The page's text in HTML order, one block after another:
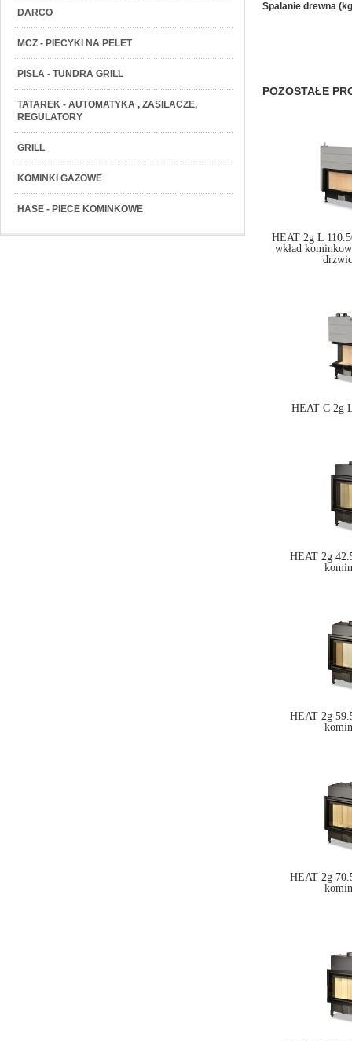
DARCO
MCZ - PIECYKI NA PELET
PISLA - TUNDRA GRILL
TATAREK - AUTOMATYKA , ZASILACZE,
REGULATORY
GRILL
KOMINKI GAZOWE
HASE - PIECE KOMINKOWE
Spalanie drewna
POZOSTAŁE
HEAT 2g L
wkład
HEAT C 2g
HEAT 2g
HEAT 2g
HEAT 2g